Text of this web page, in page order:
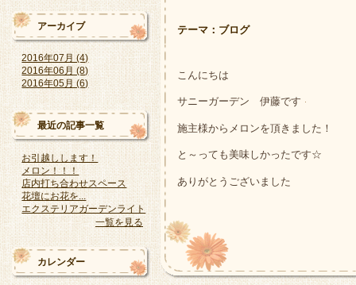
テーマ： ブログ
こんにちは
サニーガーデン 伊藤です
施主様からメロンを頂きました！
と～っても美味しかったです☆
ありがとうございました
アーカイブ
2016年07月 (4)
2016年06月 (8)
2016年05月 (6)
最近の記事一覧
お引越しします！
メロン！！！
店内打ち合わせスペース
花壇にお花を...
エクステリアガーデンライト
一覧を見る
カレンダー